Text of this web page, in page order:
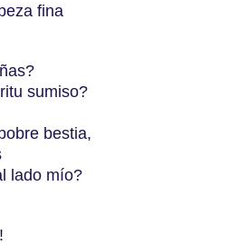
fina
sumiso?
bestia,
lado mío?